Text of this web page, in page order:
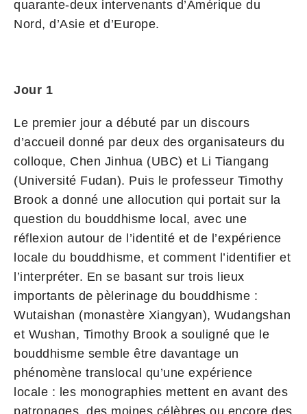
quarante-deux intervenants d’Amérique du
Nord, d’Asie et d’Europe.
Jour 1
Le premier jour a débuté par un discours
d’accueil donné par deux des organisateurs du
colloque, Chen Jinhua (UBC) et Li Tiangang
(Université Fudan). Puis le professeur Timothy
Brook a donné une allocution qui portait sur la
question du bouddhisme local, avec une
réflexion autour de l’identité et de l’expérience
locale du bouddhisme, et comment l’identifier et
l’interpréter. En se basant sur trois lieux
importants de pèlerinage du bouddhisme :
Wutaishan (monastère Xiangyan), Wudangshan
et Wushan, Timothy Brook a souligné que le
bouddhisme semble être davantage un
phénomène translocal qu’une expérience
locale : les monographies mettent en avant des